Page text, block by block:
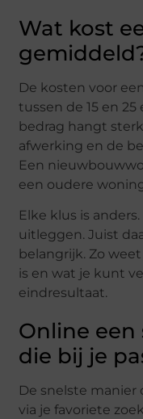
Wat kost
De kosten voor
tussen de 15 en
bedrag hangt
afwerking en de
Een
een oudere
Elke klus is
uitleggen. Juist
belangrijk. Zo
is en wat je kunt
eindresultaat.
Online
die bij je
De snelste
via je favoriete